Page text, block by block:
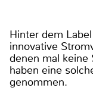
Hinter dem
innovative
denen mal keine
haben eine
genommen.